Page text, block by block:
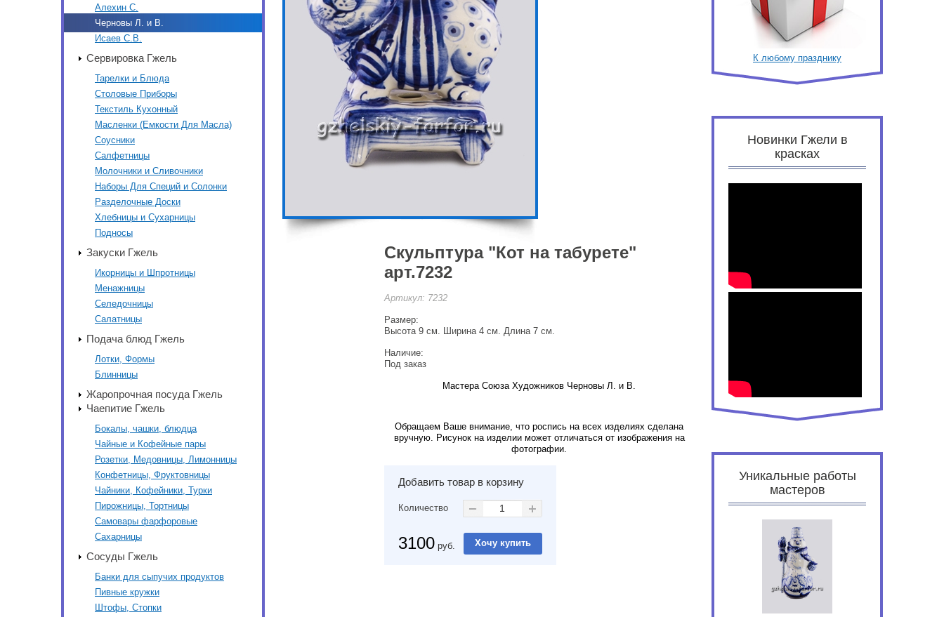
Алехин С.
Черновы Л. и В.
Исаев С.В.
Сервировка Гжель
Тарелки и Блюда
Столовые Приборы
Текстиль Кухонный
Масленки (Емкости Для Масла)
Соусники
Салфетницы
Молочники и Сливочники
Наборы Для Специй и Солонки
Разделочные Доски
Хлебницы и Сухарницы
Подносы
Закуски Гжель
Икорницы и Шпротницы
Менажницы
Селедочницы
Салатницы
Подача блюд Гжель
Лотки, Формы
Блинницы
Жаропрочная посуда Гжель
Чаепитие Гжель
Бокалы, чашки, блюдца
Чайные и Кофейные пары
Розетки, Медовницы, Лимонницы
Конфетницы, Фруктовницы
Чайники, Кофейники, Турки
Пирожницы, Тортницы
Самовары фарфоровые
Сахарницы
Сосуды Гжель
Банки для сыпучих продуктов
Пивные кружки
Штофы, Стопки
Скульптура "Кот на табурете"
арт.7232
Артикул: 7232
Размер:
Высота 9 см. Ширина 4 см. Длина 7 см.
Наличие:
Под заказ
Мастера Союза Художников Черновы Л. и В.
Обращаем Ваше внимание, что роспись на всех изделиях сделана
вручную. Рисунок на изделии может отличаться от изображения на
фотографии.
Добавить товар в корзину
3100 руб.
Количество
К любому празднику
Новинки Гжели в
красках
Уникальные работы
мастеров